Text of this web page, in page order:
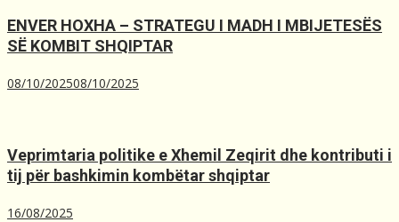
ENVER HOXHA – STRATEGU I MADH I MBIJETESËS
SË KOMBIT SHQIPTAR
08/10/202508/10/2025
Veprimtaria politike e Xhemil Zeqirit dhe kontributi i
tij për bashkimin kombëtar shqiptar
16/08/2025